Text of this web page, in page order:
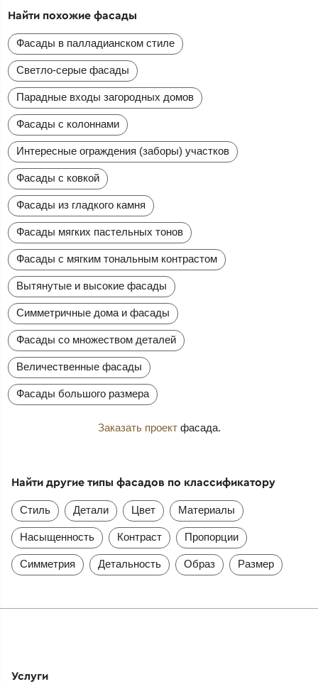
Найти похожие фасады
Фасады в палладианском стиле
Светло-серые фасады
Парадные входы загородных домов
Фасады с колоннами
Интересные ограждения (заборы) участков
Фасады с ковкой
Фасады из гладкого камня
Фасады мягких пастельных тонов
Фасады с мягким тональным контрастом
Вытянутые и высокие фасады
Симметричные дома и фасады
Фасады со множеством деталей
Величественные фасады
Фасады большого размера
Заказать проектфасада.
Найти другие типы фасадов по классификатору
Стиль Детали Цвет Материалы
Насыщенность Контраст Пропорции
Симметрия Детальность Образ Размер
Услуги